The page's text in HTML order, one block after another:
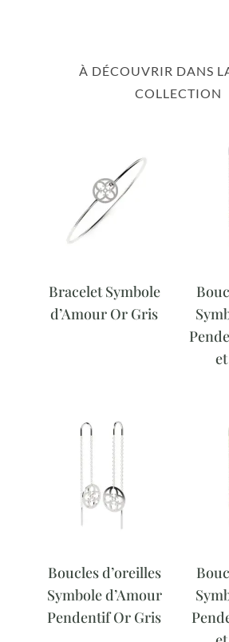
À DÉCOUVRIR DANS
COLLECTION
Bracelet Symbole
d’Amour Or Gris
Boucles d’oreilles
Symbole d’Amour
Pendentif Or Gris